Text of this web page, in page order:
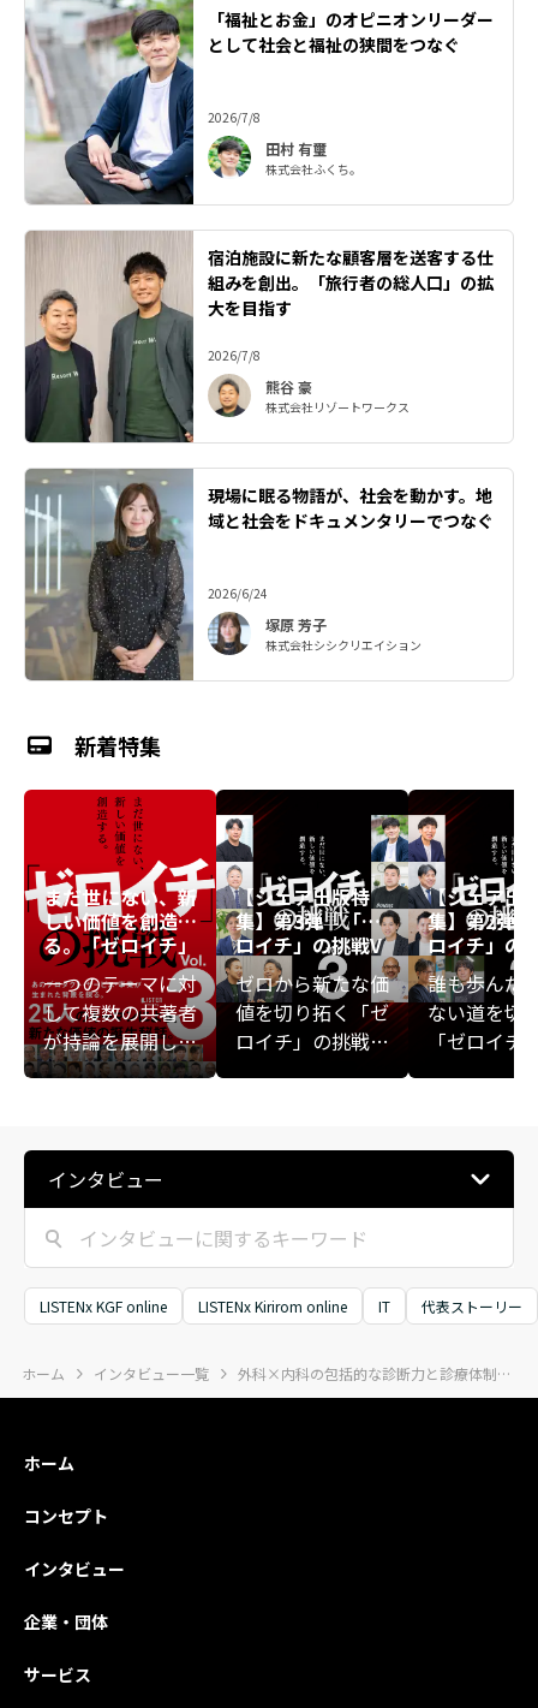
「福祉とお金」のオピニオンリーダー
として社会と福祉の狭間をつなぐ
2026/7/8
田村 有璽
株式会社ふくち。
宿泊施設に新たな顧客層を送客する仕
組みを創出。「旅行者の総人口」の拡
大を目指す
2026/7/8
熊谷 豪
株式会社リゾートワークス
現場に眠る物語が、社会を動かす。地
域と社会をドキュメンタリーでつなぐ
2026/6/24
塚原 芳子
株式会社シシクリエイション
新着特集
まだ世にない、新
しい価値を創造す
る。「ゼロイチ」
の挑戦 Vol.3
一つのテーマに対
して複数の共著者
が持論を展開し、
一冊の書籍を構成
ク®」。
【シェア出版特
集】第3弾『「ゼ
ロイチ」の挑戦V
ol.3』
ゼロから新たな価
値を切り拓く「ゼ
ロイチ」の挑戦者
ティブ経営、老舗
ファッションリユ
ース、基礎工事業
から空間創造へ、
独立系のファイナ
ンシャルプランニ
をつなぐ挑戦、起
【シェア出
集】第2弾
ロイチ」の
ol.3』
誰も歩んだ
ない道を切
「ゼロイチ
——。彼ら
は、順風満
のりの先で
や大きな挫
から、新た
への一歩を
の特集では
インタビュー
LISTENx KGF online LISTENx Kirirom online IT 代表ストーリー
ホーム インタビュー一覧 外科×内科の包括的な診断力と診療体制で、子どもの健康と未来を支える
ホーム
コンセプト
インタビュー
企業・団体
サービス